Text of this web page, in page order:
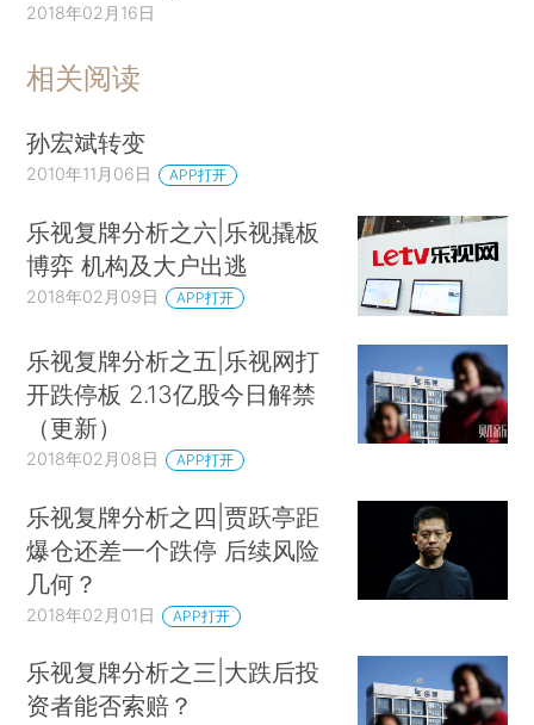
2018年02月16日
相关阅读
孙宏斌转变
2010年11月06日 APP打开
乐视复牌分析之六|乐视撬板
博弈 机构及大户出逃
2018年02月09日 APP打开
乐视复牌分析之五|乐视网打
开跌停板 2.13亿股今日解禁
（更新）
2018年02月08日 APP打开
乐视复牌分析之四|贾跃亭距
爆仓还差一个跌停 后续风险
几何？
2018年02月01日 APP打开
乐视复牌分析之三|大跌后投
资者能否索赔？